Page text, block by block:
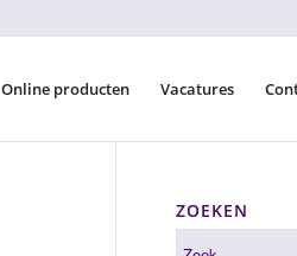
Online producten Vacatures
ZOEKEN